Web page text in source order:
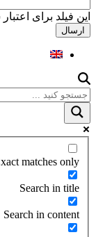
این فیلد برای
matches only
Search in title
Search in content